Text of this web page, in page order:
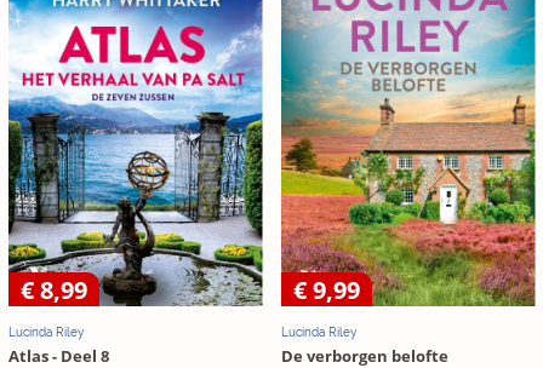
€ 8,99
Lucinda Riley
Atlas - Deel 8
€ 9,99
Lucinda Riley
De verborgen belofte